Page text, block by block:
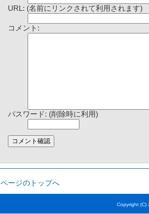
URL: (名前にリンクされて利用されます)
コメント:
パスワード: (削除時に利用)
ページのトップへ
Copyright